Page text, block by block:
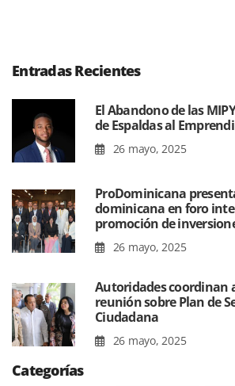
Entradas Recientes
El Abandono de las
de Espaldas al
26 mayo, 2025
ProDominicana
dominicana en foro
promoción de
26 mayo, 2025
Autoridades coordinan
reunión sobre Plan de
Ciudadana
26 mayo, 2025
Categorías